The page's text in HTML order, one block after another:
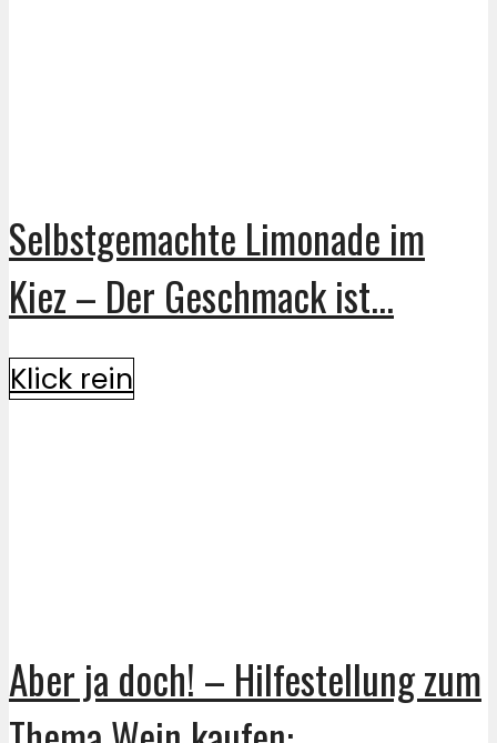
Selbstgemachte Limonade im
Kiez – Der Geschmack ist...
Klick rein
Aber ja doch! – Hilfestellung zum